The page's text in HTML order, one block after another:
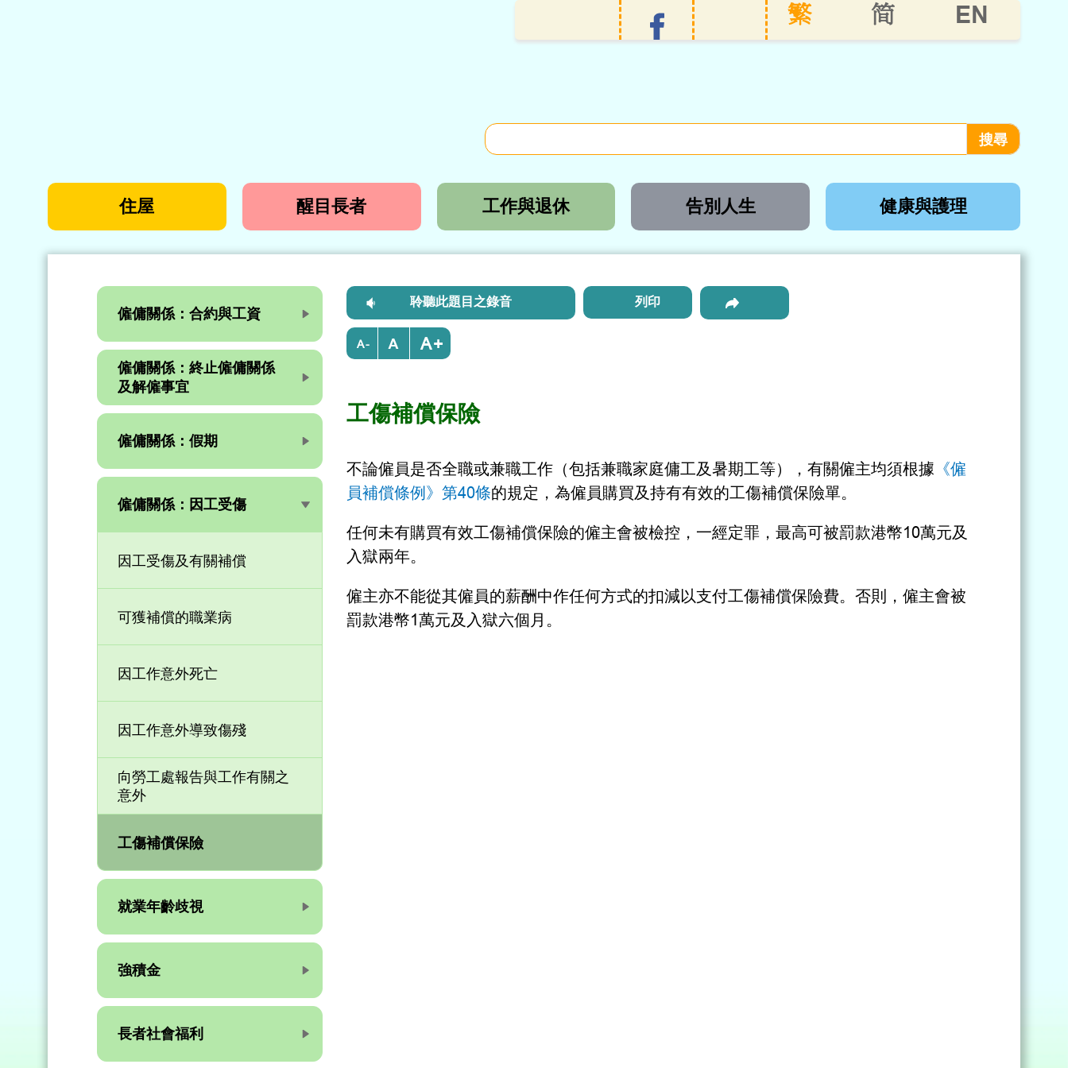
EN
简
繁
住屋 醒目長者 工作與退休 告別人生 健康與護理
聆聽此題目之錄音 列印
- +
工傷補償保險
不論僱員是否全職或兼職工作（包括兼職家庭傭工及暑期工等），有關僱主均須根據 《僱
員補償條例》第40條的規定，為僱員購買及持有有效的工傷補償保險單。
任何未有購買有效工傷補償保險的僱主會被檢控，一經定罪，最高可被罰款港幣10萬元及
入獄兩年。
僱主亦不能從其僱員的薪酬中作任何方式的扣減以支付工傷補償保險費。否則，僱主會被
罰款港幣1萬元及入獄六個月。
僱傭關係：合約與工資
僱傭關係：終止僱傭關係
及解僱事宜
僱傭關係：假期
僱傭關係：因工受傷
工傷補償保險
向勞工處報告與工作有關之
意外
因工作意外導致傷殘
因工作意外死亡
可獲補償的職業病
因工受傷及有關補償
就業年齡歧視
強積金
長者社會福利